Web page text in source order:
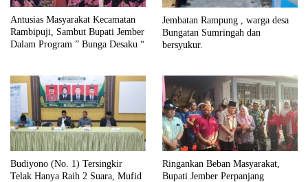
Antusias Masyarakat Kecamatan
Rambipuji, Sambut Bupati Jember
Dalam Program ” Bunga Desaku “
Jembatan Rampung , warga desa
Bungatan Sumringah dan
bersyukur.
Budiyono (No. 1) Tersingkir
Telak Hanya Raih 2 Suara, Mufid
Ringankan Beban Masyarakat,
Bupati Jember Perpanjang